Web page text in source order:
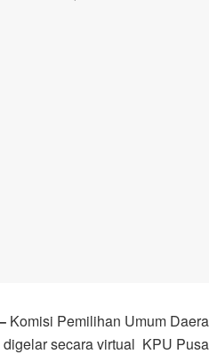
Komisi Pemilihan Umum
secara virtual KPU